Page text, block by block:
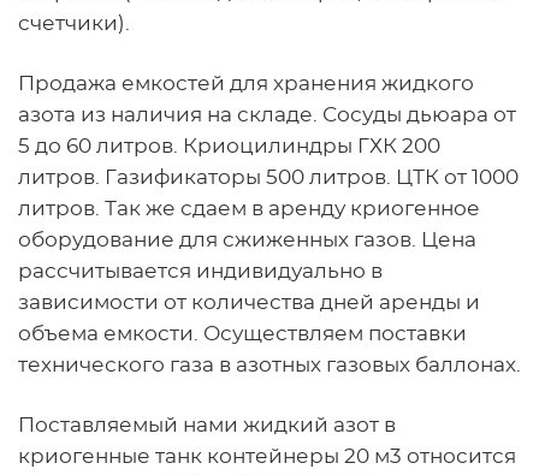
счетчики).
Продажа емкостей для хранения жидкого
азота из наличия на складе. Сосуды дьюара от
5 до 60 литров. Криоцилиндры ГХК 200
литров. Газификаторы 500 литров. ЦТК от 1000
литров. Так же сдаем в аренду криогенное
оборудование для сжиженных газов. Цена
рассчитывается индивидуально в
зависимости от количества дней аренды и
объема емкости. Осуществляем поставки
технического газа в азотных газовых баллонах.
Поставляемый нами жидкий азот в
криогенные танк контейнеры 20 м3 относится